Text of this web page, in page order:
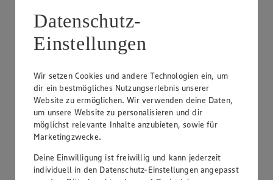
Angebot:EDEKA Bio WWF Bananen
1.79
Festpreis von 1.79€
die ideale Zwischenmahlzeit, aus Costa Rica oder
Dominikanischer Republik, 1 kg
Datenschutz-
Einstellungen
Wir setzen Cookies und andere Technologien ein, um
dir ein bestmögliches Nutzungserlebnis unserer
Website zu ermöglichen. Wir verwenden deine Daten,
um unsere Website zu personalisieren und dir
möglichst relevante Inhalte anzubieten, sowie für
Marketingzwecke.
Deine Einwilligung ist freiwillig und kann jederzeit
individuell in den Datenschutz-Einstellungen angepasst